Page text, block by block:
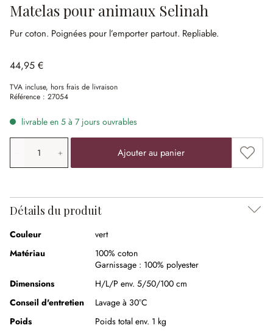
Matelas pour animaux Selinah
Pur coton. Poignées pour l’emporter partout. Repliable.
44,95 €
TVA incluse, hors frais de livraison
Référence : 27054
livrable en 5 à 7 jours ouvrables
Quantité de produit: saisissez la valeur souhaitée ou
Ajouter au panier
Détails du produit
Couleur
vert
Matériau
100% coton
Garnissage : 100% polyester
Dimensions
H/L/P env. 5/50/100 cm
Conseil d'entretien
Lavage à 30°C
Poids
Poids total env. 1 kg